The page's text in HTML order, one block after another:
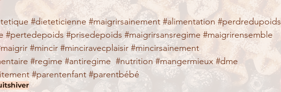
#dieteticienne #maigrirsainement #alimentation #perdredupoids
#pertedepoids #prisedepoids #maigrirsansregime #maigrirensemble
#mincir #minciravecplaisir #mincirsainement
#regime #antiregime #nutrition #mangermieux #dme
#parentenfant #parentbébé
hiver